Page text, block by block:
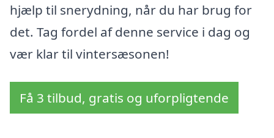
hjælp til snerydning, når du har brug for
det. Tag fordel af denne service i dag og
vær klar til vintersæsonen!
Få 3 tilbud, gratis og uforpligtende